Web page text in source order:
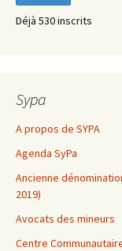
Déjà 530 inscrits
Sypa
A propos de SYPA
Agenda SyPa
Ancienne
2019)
Avocats des mineurs
Centre